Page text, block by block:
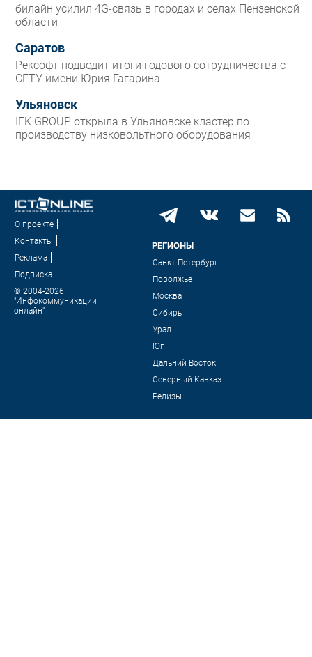
билайн усилил 4G-связь в городах и селах Пензенской
области
Саратов
Рексофт подводит итоги годового сотрудничества с
СГТУ имени Юрия Гагарина
Ульяновск
IEK GROUP открыла в Ульяновске кластер по
производству низковольтного оборудования
О проекте
Контакты
Реклама
Подписка
© 2004-2026
"Инфокоммуникации
онлайн"
РЕГИОНЫ
Санкт-Петербург
Поволжье
Москва
Сибирь
Урал
Юг
Дальний Восток
Северный Кавказ
Релизы